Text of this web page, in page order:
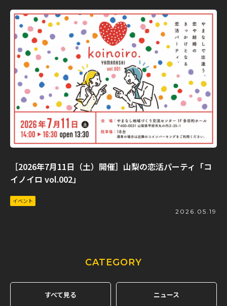
［2026年7月11日（土）開催］山梨の恋活パーティ「コ
イノイロ vol.002」
イベント
2026.05.19
CATEGORY
すべて見る ニュース